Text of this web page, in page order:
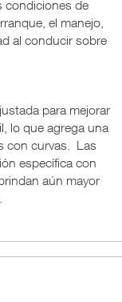
condiciones de
el manejo,
al conducir sobre
para mejorar
lo que agrega una
con curvas. Las
específica con
aún mayor